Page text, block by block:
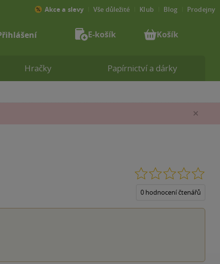
0 hodnocení čtenářů
Hračky Papírnictví a dárky
Akce a slevy Vše důležité Klub Blog Prodejny
E-košík Košík